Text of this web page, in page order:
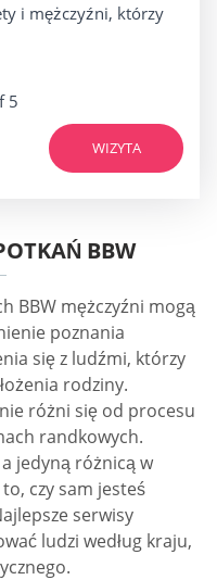
i mężczyźni, którzy
5
WIZYTA
BBW
BBW mężczyźni mogą
poznania
się z ludźmi, którzy
rodziny.
różni się od procesu
randkowych.
jedyną różnicą w
czy sam jesteś
serwisy
ludzi według kraju,